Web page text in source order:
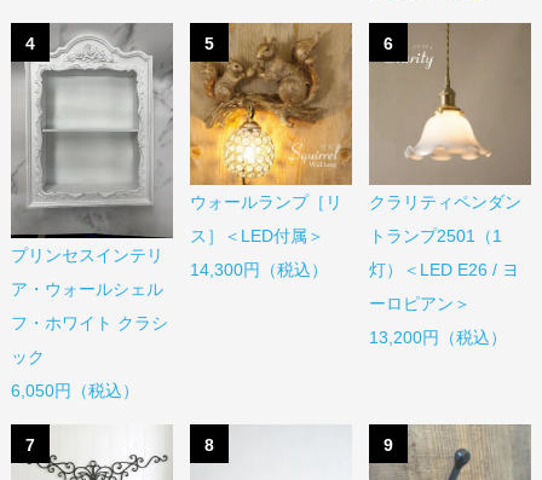
4
プリンセスインテリ
ア・ウォールシェル
フ・ホワイト クラシ
ック
6,050円（税込）
5
ウォールランプ［リ
ス］＜LED付属＞
14,300円（税込）
6
クラリティペンダン
トランプ2501（1
灯）＜LED E26 / ヨ
ーロピアン＞
13,200円（税込）
7 8 9